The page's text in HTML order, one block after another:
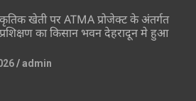
खेती पर ATMA प्रोजेक्ट के अंतर्गत
का किसान भवन देहरादून मे हुआ
admin